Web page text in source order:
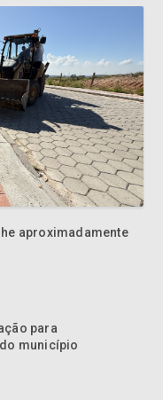
aproximadamente
para
município